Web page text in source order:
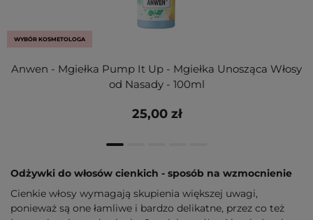
WYBÓR KOSMETOLOGA
Anwen - Mgiełka Pump It Up - Mgiełka Unosząca Włosy
od Nasady - 100ml
25,00 zł
Odżywki do włosów cienkich - sposób na wzmocnienie
Cienkie włosy wymagają skupienia większej uwagi,
ponieważ są one łamliwe i bardzo delikatne, przez co też